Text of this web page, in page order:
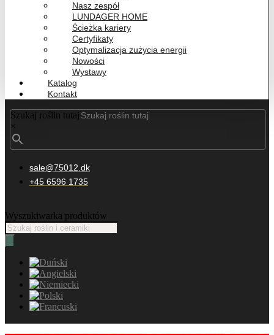
Nasz zespół
LUNDAGER HOME
Ścieżka kariery
Certyfikaty
Optymalizacja zużycia energii
Nowości
Wystawy
Katalog
Kontakt
Szukaj roślin tutaj
×
sale@75012.dk
+45 6596 1735
Wyszukiwarka produktów